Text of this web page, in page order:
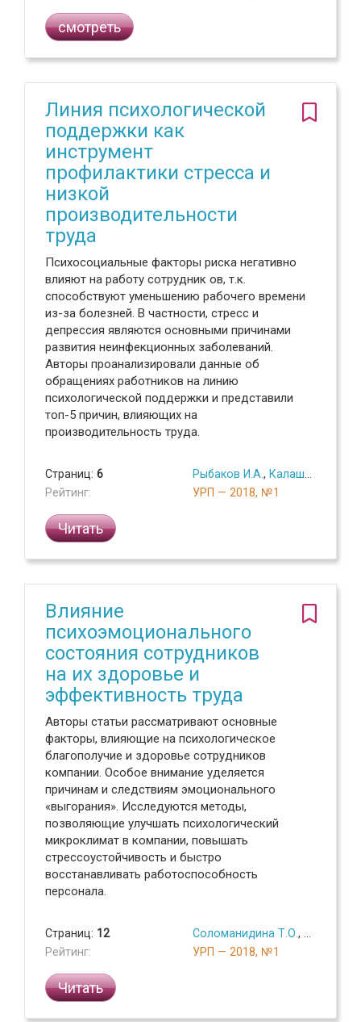
смотреть
Линия психологической
поддержки как
инструмент
профилактики стресса и
низкой
производительности
труда
Психосоциальные факторы риска негативно
влияют на работу сотрудник ов, т.к.
способствуют уменьшению рабочего времени
из-за болезней. В частности, стресс и
депрессия являются основными причинами
развития неинфекционных заболеваний.
Авторы проанализировали данные об
обращениях работников на линию
психологической поддержки и представили
топ-5 причин, влияющих на
производительность труда.
Страниц: 6
Рейтинг:
Рыбаков И.А. , Калашников А.С.
УРП — 2018, №1
Читать
Влияние
психоэмоционального
состояния сотрудников
на их здоровье и
эффективность труда
Авторы статьи рассматривают основные
факторы, влияющие на психологическое
благополучие и здоровье сотрудников
компании. Особое внимание уделяется
причинам и следствиям эмоционального
«выгорания». Исследуются методы,
позволяющие улучшать психологический
микроклимат в компании, повышать
стрессоустойчивость и быстро
восстанавливать работоспособность
персонала.
Страниц: 12
Рейтинг:
Соломанидина Т.О. ,
УРП — 2018, №1
Читать